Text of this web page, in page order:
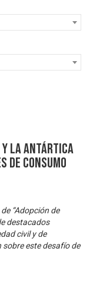
y la Antártica
de consumo
“Adopción de
destacados
civil y de
este desafío de